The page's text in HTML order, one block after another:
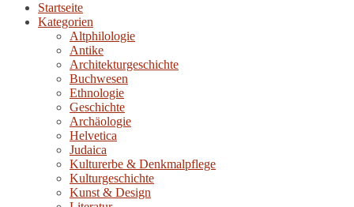
Startseite
Kategorien
Altphilologie
Antike
Architekturgeschichte
Buchwesen
Ethnologie
Geschichte
Archäologie
Helvetica
Judaica
Kulturerbe & Denkmalpflege
Kulturgeschichte
Kunst & Design